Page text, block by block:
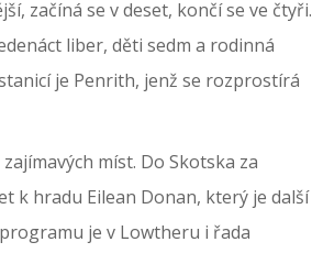
začíná se v deset, končí se ve čtyři.
liber, děti sedm a rodinná
je Penrith, jenž se rozprostírá
míst. Do Skotska za
k hradu Eilean Donan, který je další
je v Lowtheru i řada